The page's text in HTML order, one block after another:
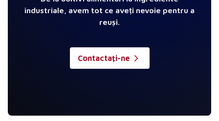
industriale, avem tot ce aveți nevoie pentru a
reuși.
Contactaţi-ne